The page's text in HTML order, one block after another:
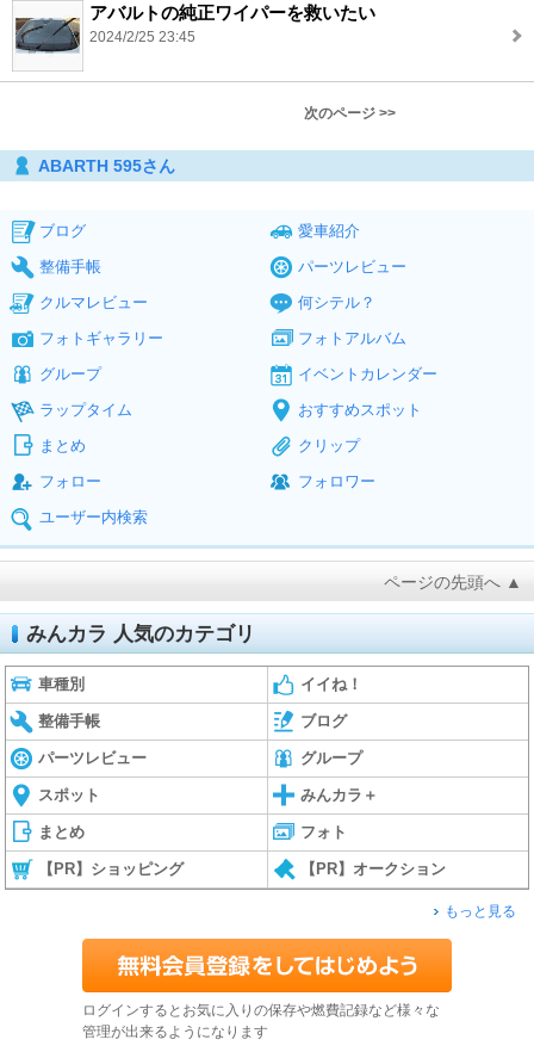
アバルトの純正ワイパーを救いたい
2024/2/25 23:45
次のページ >>
ABARTH 595さん
ブログ
愛車紹介
整備手帳
パーツレビュー
クルマレビュー
何シテル？
フォトギャラリー
フォトアルバム
グループ
イベントカレンダー
ラップタイム
おすすめスポット
まとめ
クリップ
フォロー
フォロワー
ユーザー内検索
ページの先頭へ ▲
みんカラ 人気のカテゴリ
車種別 イイね！
整備手帳 ブログ
パーツレビュー グループ
スポット みんカラ＋
まとめ フォト
【PR】ショッピング 【PR】オークション
もっと見る
ログインするとお気に入りの保存や燃費記録など様々な
管理が出来るようになります